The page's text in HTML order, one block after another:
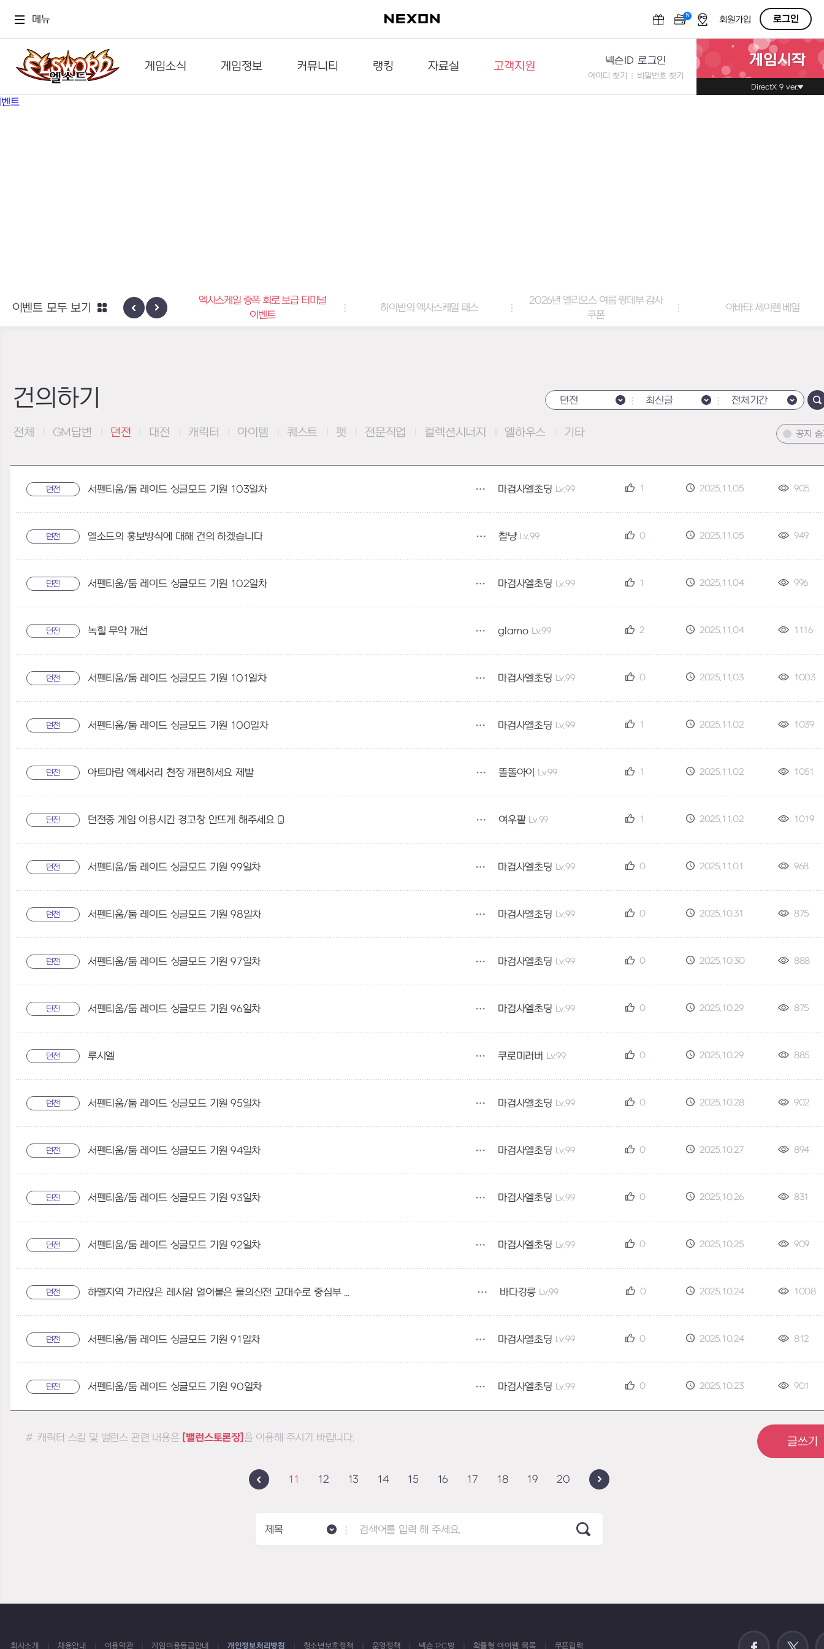
메뉴 N OFF회원가입 로그인
게임소식
공지사항
게임정보
세계관
커뮤니티
이슈게시판
랭킹
던전랭킹
자료실
다운로드
고객지원
문의하기
넥슨ID 로그인
아이디 찾기 비밀번호 찾기
게임시작
DirectX 9 ver.
신규 지역 네블론
엑사스케일 증폭 회로 보급 터미널
이벤트
하이반의 엑사스케일 패스
2026년 엘리오스 여름 랑데부 감사
쿠폰
아바타: 세이렌 베일
이벤트 모두 보기
건의하기 던전 최신글 전체기간
전체 GM답변 던전 대전 캐릭터 아이템 퀘스트 펫 전문직업 컬렉션시너지 엘하우스 기타 공지 숨
던전 서펜티움/둠 레이드 싱글모드 기원 103일차 마검사엘초딩 Lv.99 1 2025.11.05 905
던전 엘소드의 홍보방식에 대해 건의 하겠습니다 찰냥 Lv.99 0 2025.11.05 949
던전 서펜티움/둠 레이드 싱글모드 기원 102일차 마검사엘초딩 Lv.99 1 2025.11.04 996
던전 녹힐 무악 개선 glamo Lv.99 2 2025.11.04 1116
던전 서펜티움/둠 레이드 싱글모드 기원 101일차 마검사엘초딩 Lv.99 0 2025.11.03 1003
던전 서펜티움/둠 레이드 싱글모드 기원 100일차 마검사엘초딩 Lv.99 1 2025.11.02 1039
던전 아트마람 액세서리 천장 개편하세요 제발 똘똘아이 Lv.99 1 2025.11.02 1051
던전 던전중 게임 이용시간 경고창 안뜨게 해주세요 여우팥 Lv.99 1 2025.11.02 1019
던전 서펜티움/둠 레이드 싱글모드 기원 99일차 마검사엘초딩 Lv.99 0 2025.11.01 968
던전 서펜티움/둠 레이드 싱글모드 기원 98일차 마검사엘초딩 Lv.99 0 2025.10.31 875
던전 서펜티움/둠 레이드 싱글모드 기원 97일차 마검사엘초딩 Lv.99 0 2025.10.30 888
던전 서펜티움/둠 레이드 싱글모드 기원 96일차 마검사엘초딩 Lv.99 0 2025.10.29 875
던전 루시엘 쿠로미러버 Lv.99 0 2025.10.29 885
던전 서펜티움/둠 레이드 싱글모드 기원 95일차 마검사엘초딩 Lv.99 0 2025.10.28 902
던전 서펜티움/둠 레이드 싱글모드 기원 94일차 마검사엘초딩 Lv.99 0 2025.10.27 894
던전 서펜티움/둠 레이드 싱글모드 기원 93일차 마검사엘초딩 Lv.99 0 2025.10.26 831
던전 서펜티움/둠 레이드 싱글모드 기원 92일차 마검사엘초딩 Lv.99 0 2025.10.25 909
던전 하멜지역 가라앉은 레시암 얼어붙은 물의신전 고대수로 중심부 부활 좀 해주세요 바다강릉 Lv.99 0 2025.10.24 1008
던전 서펜티움/둠 레이드 싱글모드 기원 91일차 마검사엘초딩 Lv.99 0 2025.10.24 812
던전 서펜티움/둠 레이드 싱글모드 기원 90일차 마검사엘초딩 Lv.99 0 2025.10.23 901
#. 캐릭터 스킬 및 밸런스 관련 내용은 [밸런스토론장] 을 이용해 주시기 바랍니다. 글쓰기
11 12 13 14 15 16 17 18 19 20
제목
회사소개 채용안내 이용약관 게임이용등급안내 개인정보처리방침 청소년보호정책 운영정책 넥슨 PC방 확률형 아이템 목록 쿠폰입력